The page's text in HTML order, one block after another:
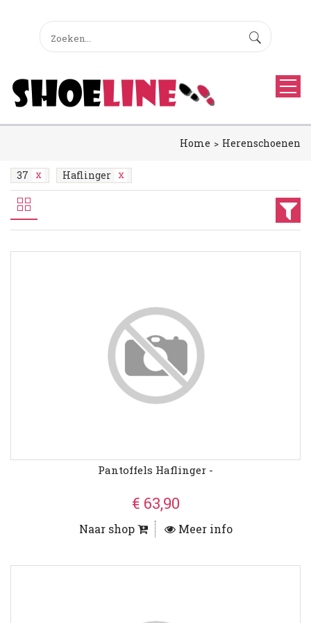
Home Herenschoenen
37 Haflinger
Pantoffels Haflinger -
€ 63,90
Naar shop Meer info